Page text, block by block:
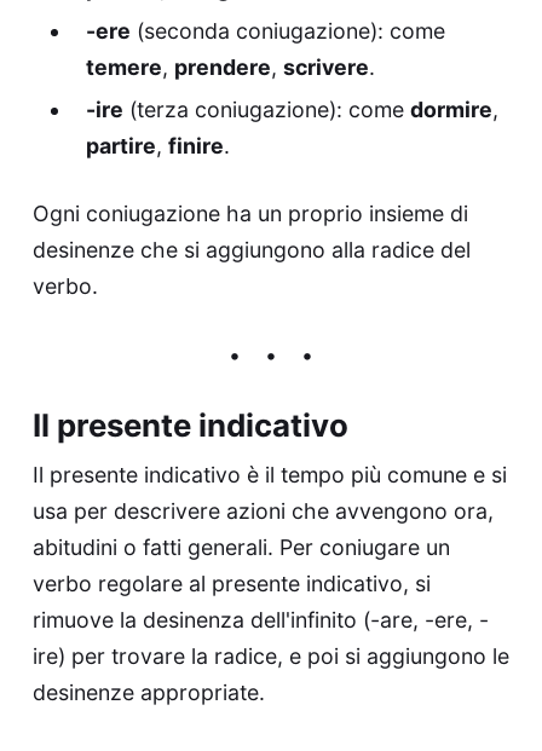
-ere (seconda coniugazione): come
temere, prendere, scrivere.
-ire (terza coniugazione): come dormire,
partire, finire.
Ogni coniugazione ha un proprio insieme di
desinenze che si aggiungono alla radice del
verbo.
Il presente indicativo
Il presente indicativo è il tempo più comune e si
usa per descrivere azioni che avvengono ora,
abitudini o fatti generali. Per coniugare un
verbo regolare al presente indicativo, si
rimuove la desinenza dell'infinito (-are, -ere, -
ire) per trovare la radice, e poi si aggiungono le
desinenze appropriate.